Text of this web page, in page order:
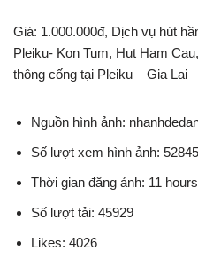
Giá: 1.000.000đ, Dịch vụ hút
Pleiku- Kon Tum, Hut Ham
thông cống tại Pleiku – Gia Lai
Nguồn hình ảnh:
Số lượt xem hình ảnh: 52845
Thời gian đăng ảnh: 11
Số lượt tải: 45929
Likes: 4026